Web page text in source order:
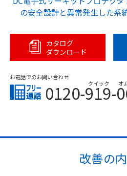
の安全設計と異常発生した系
カタログ
ダウンロード
お電話でのお問い合わせ
0120-919-
クイック オ
改善の